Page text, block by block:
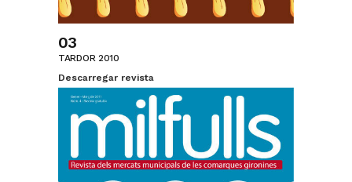
03
TARDOR 2010
Descarregar revista